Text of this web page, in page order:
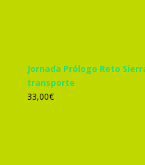
Jornada Prólogo Reto
transporte
33,00€